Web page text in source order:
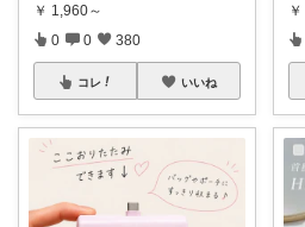
￥ 1,960～
0 0 380
コレ いいね
￥